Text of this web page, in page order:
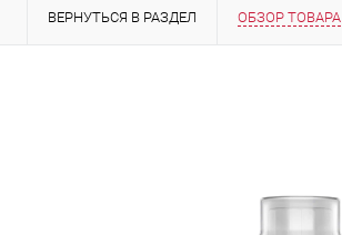
ВЕРНУТЬСЯ В РАЗДЕЛ ОБЗОР ТОВАРА